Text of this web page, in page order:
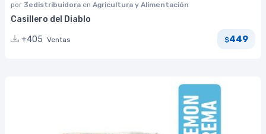
por 3edistribuidora en Agricultura y Alimentación
Casillero del Diablo
+405 Ventas $449